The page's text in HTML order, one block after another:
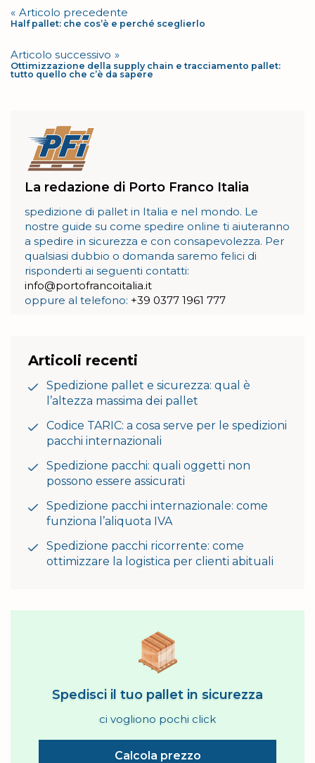
Navigazione
articoli
Articolo precedente
Half pallet: che cos’è e perché sceglierlo
Articolo successivo
Ottimizzazione della supply chain e tracciamento pallet:
tutto quello che c’è da sapere
La redazione di Porto Franco Italia
spedizione di pallet in Italia e nel mondo. Le
nostre guide su come spedire online ti aiuteranno
a spedire in sicurezza e con consapevolezza. Per
qualsiasi dubbio o domanda saremo felici di
risponderti ai seguenti contatti:
info@portofrancoitalia.it
oppure al telefono: +39 0377 1961 777
Articoli recenti
Spedizione pallet e sicurezza: qual è
l’altezza massima dei pallet
Codice TARIC: a cosa serve per le spedizioni
pacchi internazionali
Spedizione pacchi: quali oggetti non
possono essere assicurati
Spedizione pacchi internazionale: come
funziona l’aliquota IVA
Spedizione pacchi ricorrente: come
ottimizzare la logistica per clienti abituali
Spedisci il tuo pallet in sicurezza
ci vogliono pochi click
Calcola prezzo